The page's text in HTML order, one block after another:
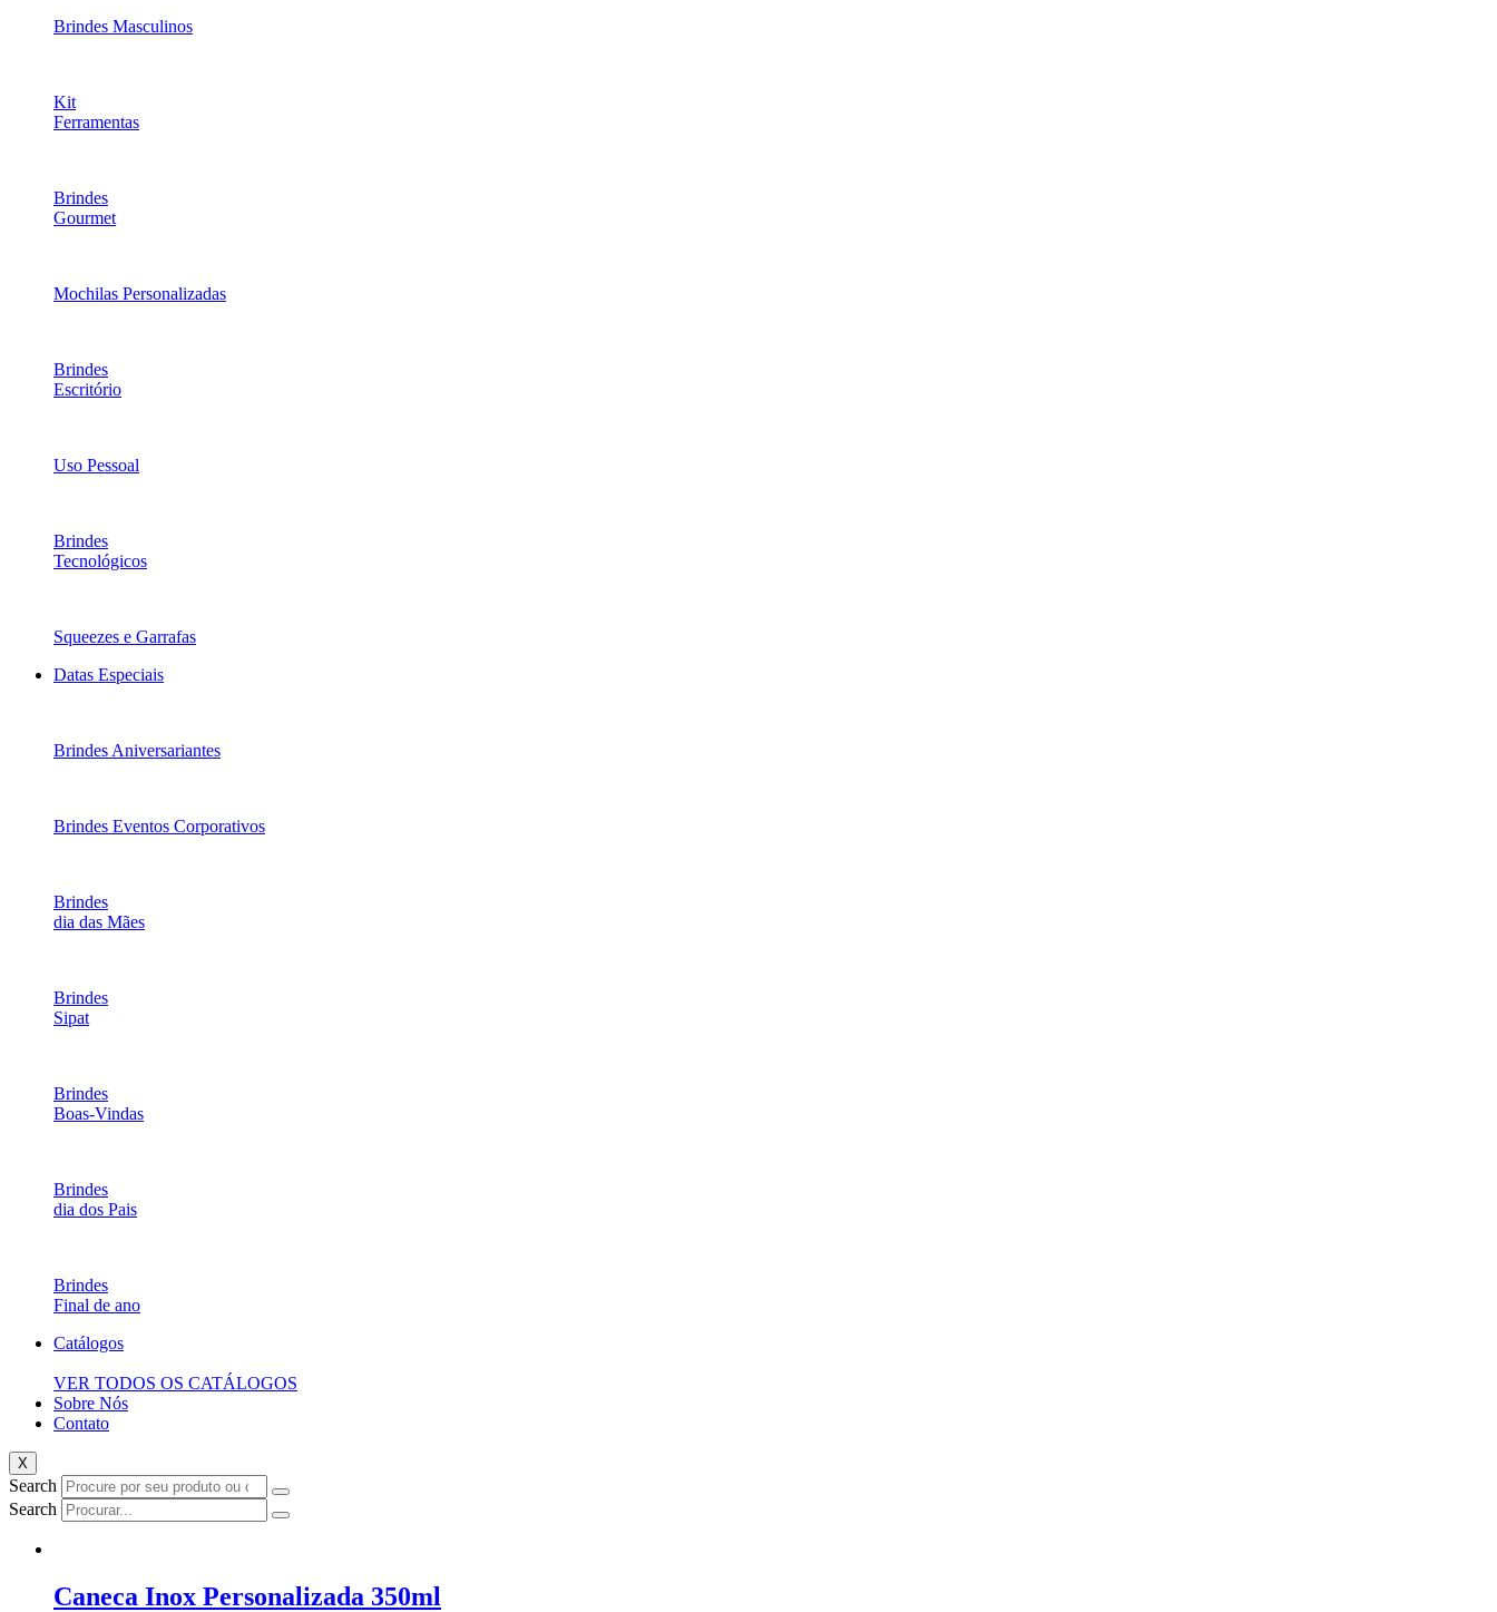
Brindes Masculinos
Kit
Ferramentas
Brindes
Gourmet
Mochilas Personalizadas
Brindes
Escritório
Uso Pessoal
Brindes
Tecnológicos
Squeezes e Garrafas
Datas Especiais
Brindes Aniversariantes
Brindes Eventos Corporativos
Brindes
dia das Mães
Brindes
Sipat
Brindes
Boas-Vindas
Brindes
dia dos Pais
Brindes
Final de ano
Catálogos
VER TODOS OS CATÁLOGOS
Sobre Nós
Contato
X
Search
Search
Caneca Inox Personalizada 350ml